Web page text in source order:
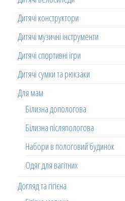
Дитячі конструктори
Дитячі музичні інструменти
Дитячі спортивні ігри
Дитячі сумки та рюкзаки
Для мам
Білизна допологова
Білизна післяпологова
Набори в пологовий будинок
Одяг для вагітних
Догляд та гігієна